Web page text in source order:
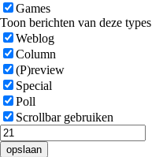
Games
Toon berichten van deze types
Weblog
Column
(P)review
Special
Poll
Scrollbar gebruiken
opslaan